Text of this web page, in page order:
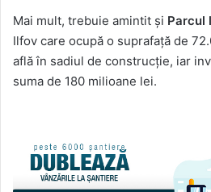
Mai mult, trebuie amintit și Parcul
Ilfov care ocupă o suprafață de
află în sadiul de construcție, iar
suma de 180 milioane lei.